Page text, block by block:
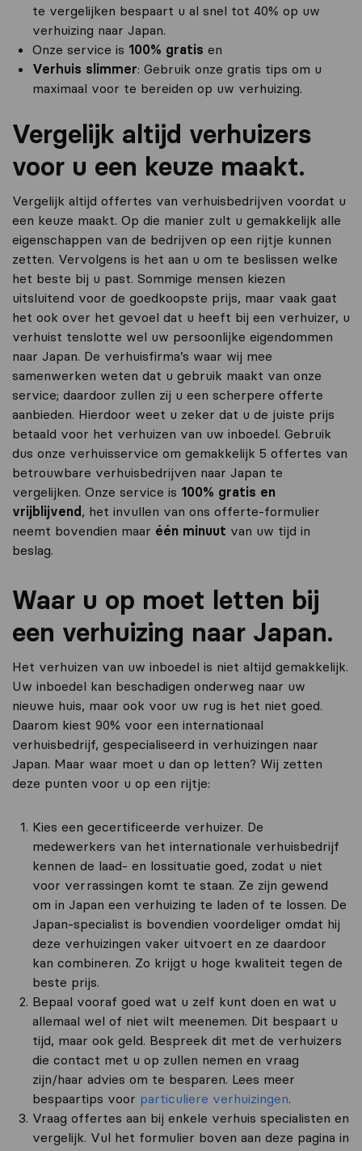
te vergelijken bespaart u al snel tot 40% op uw
verhuizing naar Japan.
Onze service is 100% gratis en
Verhuis slimmer: Gebruik onze gratis tips om u
maximaal voor te bereiden op uw verhuizing.
Vergelijk altijd verhuizers
voor u een keuze maakt.
Vergelijk altijd offertes van verhuisbedrijven voordat u
een keuze maakt. Op die manier zult u gemakkelijk alle
eigenschappen van de bedrijven op een rijtje kunnen
zetten. Vervolgens is het aan u om te beslissen welke
het beste bij u past. Sommige mensen kiezen
uitsluitend voor de goedkoopste prijs, maar vaak gaat
het ook over het gevoel dat u heeft bij een verhuizer, u
verhuist tenslotte wel uw persoonlijke eigendommen
naar Japan. De verhuisfirma’s waar wij mee
samenwerken weten dat u gebruik maakt van onze
service; daardoor zullen zij u een scherpere offerte
aanbieden. Hierdoor weet u zeker dat u de juiste prijs
betaald voor het verhuizen van uw inboedel. Gebruik
dus onze verhuisservice om gemakkelijk 5 offertes van
betrouwbare verhuisbedrijven naar Japan te
vergelijken. Onze service is 100% gratis en
vrijblijvend , het invullen van ons offerte-formulier
neemt bovendien maar één minuut van uw tijd in
beslag.
Waar u op moet letten bij
een verhuizing naar Japan.
Het verhuizen van uw inboedel is niet altijd gemakkelijk.
Uw inboedel kan beschadigen onderweg naar uw
nieuwe huis, maar ook voor uw rug is het niet goed.
Daarom kiest 90% voor een internationaal
verhuisbedrijf, gespecialiseerd in verhuizingen naar
Japan. Maar waar moet u dan op letten? Wij zetten
deze punten voor u op een rijtje:
Kies een gecertificeerde verhuizer. De
medewerkers van het internationale verhuisbedrijf
kennen de laad- en lossituatie goed, zodat u niet
voor verrassingen komt te staan. Ze zijn gewend
om in Japan een verhuizing te laden of te lossen. De
Japan-specialist is bovendien voordeliger omdat hij
deze verhuizingen vaker uitvoert en ze daardoor
kan combineren. Zo krijgt u hoge kwaliteit tegen de
beste prijs.
Bepaal vooraf goed wat u zelf kunt doen en wat u
allemaal wel of niet wilt meenemen. Dit bespaart u
tijd, maar ook geld. Bespreek dit met de verhuizers
die contact met u op zullen nemen en vraag
zijn/haar advies om te besparen. Lees meer
bespaartips voor particuliere verhuizingen.
Vraag offertes aan bij enkele verhuis specialisten en
vergelijk. Vul het formulier boven aan deze pagina in